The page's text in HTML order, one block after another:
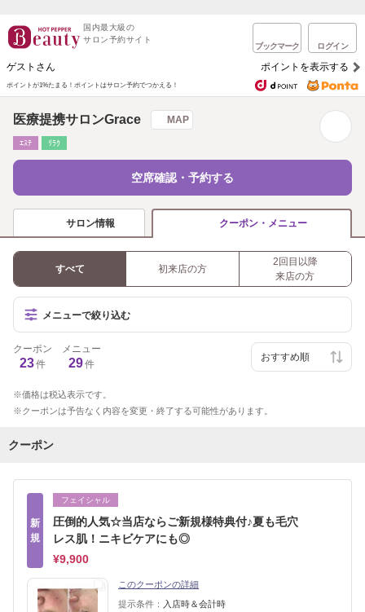
国内最大級の
サロン予約サイト
ブックマーク ログイン
ゲストさん ポイントを表示する
ポイントが1%たまる！ ポイントはサロン予約でつかえる！
医療提携サロンGrace MAP
ｴｽﾃ ﾘﾗｸ
空席確認・予約する
サロン情報 クーポン・メニュー
すべて 初来店の方
2回目以降
来店の方
メニューで絞り込む
クーポン
23件
メニュー
29件
価格は税込表示です。
クーポンは予告なく内容を変更・終了する可能性があります。
クーポン
新
規
フェイシャル
圧倒的人気☆当店ならご新規様特典付♪夏も毛穴
レス肌！ニキビケアにも◎
¥9,900
このクーポンの詳細
提示条件：
入店時＆会計時